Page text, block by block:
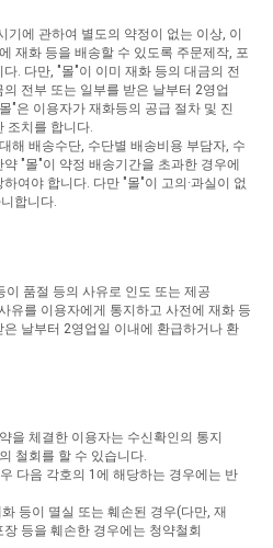
기에 관하여 별도의 약정이 없는 이상 이
재화 등을 배송할 수 있도록 주문제작 포
다 다만 , "몰"이 이미 재화 등의 대금의 전
의 전부 또는 일부를 받은 날부터 2영업
몰"은 이용자가 재화등의 공급 절차 및 진
조치를 합니다
대해 배송수단 수단별 배송비용 부담자 수
약 "몰"이 약정 배송기간을 초과한 경우에
하여야 합니다 다만 "몰"이 고의 ·과실이 없
합니다
이 품절 등의 사유로 인도 또는 제공
유를 이용자에게 통지하고 사전에 재화 등
은 날부터 2영업일 이내에 환급하거나 환
을 체결한 이용자는 수신확인의 통지
철회를 할 수 있습니다
다음 각호의 1 에 해당하는 경우에는 반
등이 멸실 또는 훼손된 경우(다만 재
장 등을 훼손한 경우에는 청약철회